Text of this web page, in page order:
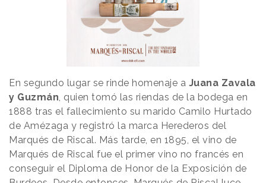
En segundo lugar se rinde homenaje a Juana Zavala
y Guzmán, quien tomó las riendas de la bodega en
1888 tras el fallecimiento su marido Camilo Hurtado
de Amézaga y registró la marca Herederos del
Marqués de Riscal. Más tarde, en 1895, el vino de
Marqués de Riscal fue el primer vino no francés en
conseguir el Diploma de Honor de la Exposición de